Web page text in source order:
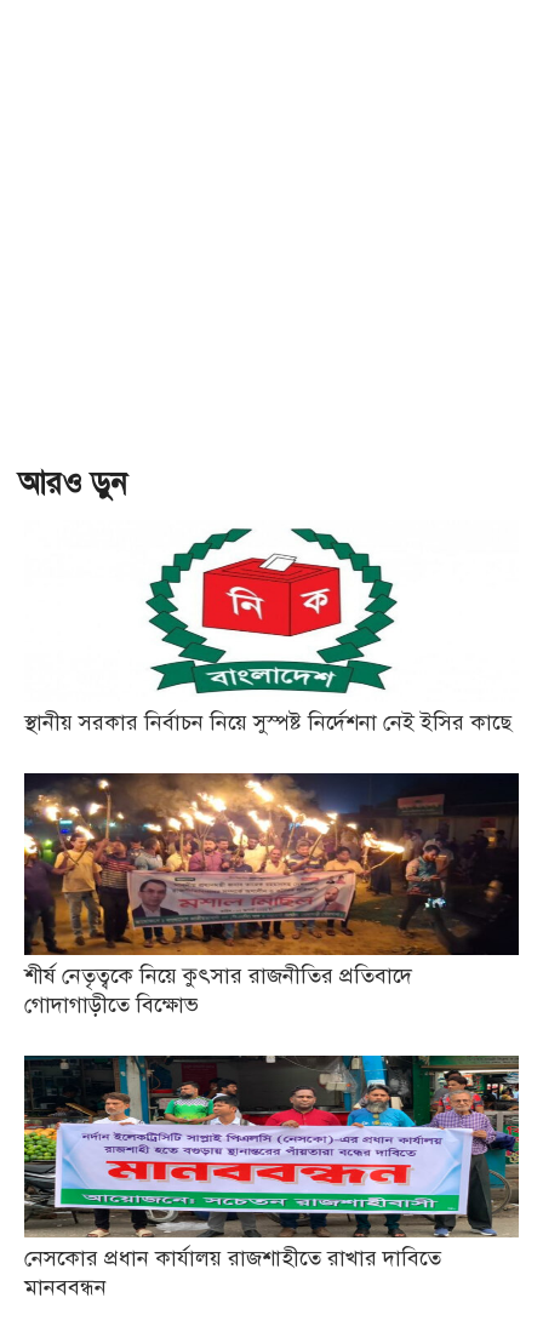
আরও ড়ুন
স্থানীয় সরকার নির্বাচন নিয়ে সুস্পষ্ট নির্দেশনা নেই ইসির কাছে
শীর্ষ নেতৃত্বকে নিয়ে কুৎসার রাজনীতির প্রতিবাদে
গোদাগাড়ীতে বিক্ষোভ
নেসকোর প্রধান কার্যালয় রাজশাহীতে রাখার দাবিতে
মানববন্ধন